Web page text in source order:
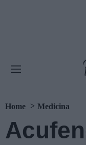
Home Medicina